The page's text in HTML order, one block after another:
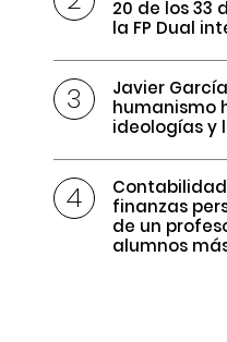
20 de los 33
la FP Dual
Javier
humanismo
ideologías y
finanzas
de un
alumnos